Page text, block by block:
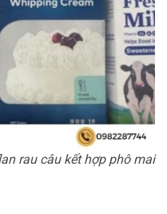
rau câu kết hợp phô mai